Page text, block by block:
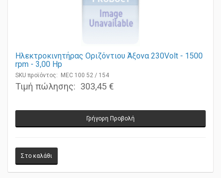
Ηλεκτροκινητήρας Οριζόντιου Άξονα 230Volt - 1500
rpm - 3,00 Ηp
SKU προϊόντος: MEC 100 52 / 154
Τιμή πώλησης: 303,45 €